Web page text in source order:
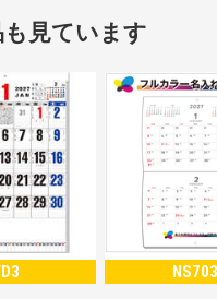
見ています
NS703